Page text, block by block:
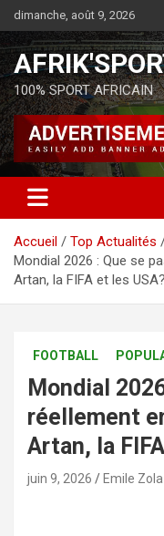
dimanche, août 9, 2026
100% SPORT AFRICAIN
Accueil
Top Actualités
Mondial 2026 : Que se
Artan, la FIFA et les USA?
FOOTBALL
Mondial
réellement
Artan, la
juin 9, 2026 Emile